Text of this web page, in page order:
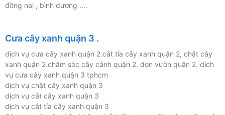
đồng nai , bình dương ….
Cưa cây xanh quận 3 .
dịch vụ cưa cây xanh quận 2.cắt tỉa cây xanh quận 2, chặt cây
xanh quận 2.chăm sóc cây cảnh quận 2. dọn vườn quận 2. dịch
vụ cưa cây xanh quận 3 tphcm
dịch vụ chặt cây xanh quận 3
dịch vụ cắt cây xanh quận 3
dịch vụ cắt tỉa cây xanh quận 3